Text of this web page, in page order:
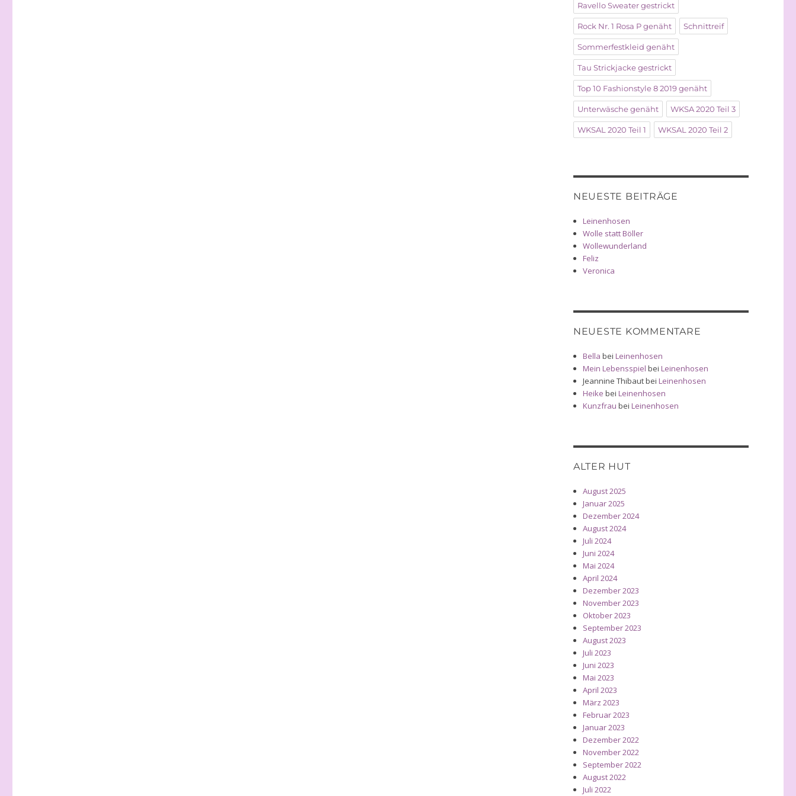
Ravello Sweater gestrickt
Rock Nr. 1 Rosa P genäht Schnittreif
Sommerfestkleid genäht
Tau Strickjacke gestrickt
Top 10 Fashionstyle 8 2019 genäht
Unterwäsche genäht WKSA 2020 Teil 3
WKSAL 2020 Teil 1 WKSAL 2020 Teil 2
NEUESTE BEITRÄGE
Leinenhosen
Wolle statt Böller
Wollewunderland
Feliz
Veronica
NEUESTE KOMMENTARE
Bella beiLeinenhosen
Mein Lebensspiel beiLeinenhosen
Jeannine ThibautbeiLeinenhosen
Heike beiLeinenhosen
Kunzfrau beiLeinenhosen
ALTER HUT
August 2025
Januar 2025
Dezember 2024
August 2024
Juli 2024
Juni 2024
Mai 2024
April 2024
Dezember 2023
November 2023
Oktober 2023
September 2023
August 2023
Juli 2023
Juni 2023
Mai 2023
April 2023
März 2023
Februar 2023
Januar 2023
Dezember 2022
November 2022
September 2022
August 2022
Juli 2022